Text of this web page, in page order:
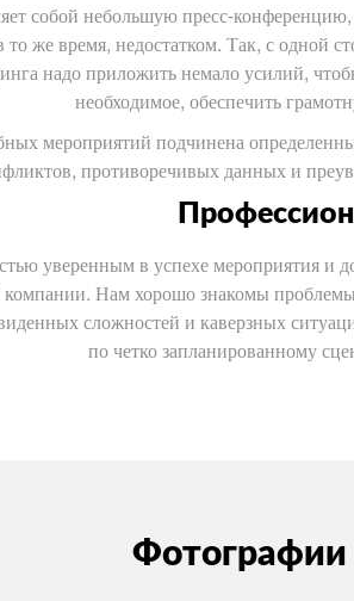
собой небольшую пресс-
же время, недостатком. Так, с одной
надо приложить немало усилий,
необходимое, обеспечить
мероприятий подчинена
противоречивых данных и
уверенным в успехе мероприятия и
Нам хорошо знакомы
сложностей и каверзных
по четко запланированному
Фотографии